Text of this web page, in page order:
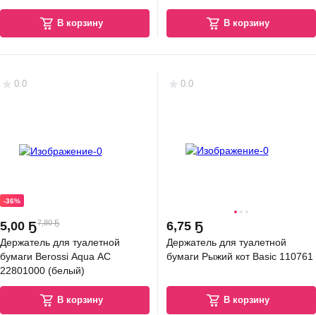
В корзину В корзину
0.0
-36%
5,00 Ҕ7,80 Ҕ
Держатель для туалетной
бумаги Berossi Aqua АС
22801000 (белый)
В корзину
0.0
6,75 Ҕ
Держатель для туалетной
бумаги Рыжий кот Basic 110761
В корзину